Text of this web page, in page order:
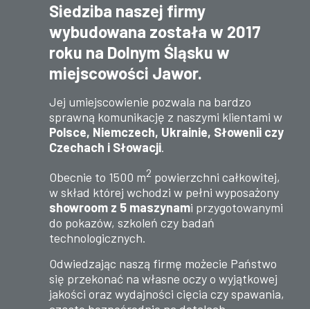
Siedziba naszej firmy
wybudowana została w 2017
roku na Dolnym Śląsku w
miejscowości Jawor.
Jej umiejscowienie pozwala na bardzo
sprawną komunikację z naszymi klientami w
Polsce, Niemczech, Ukrainie, Słowenii czy
Czechach i Słowacji.
Obecnie to 1500 m2 powierzchni całkowitej,
w skład której wchodzi w pełni wyposażony
showroom z 5 maszynami przygotowanymi
do pokazów, szkoleń czy badań
technologicznych.
Odwiedzając naszą firmę możecie Państwo
się przekonać na własne oczy o wyjątkowej
jakości oraz wydajności cięcia czy spawania,